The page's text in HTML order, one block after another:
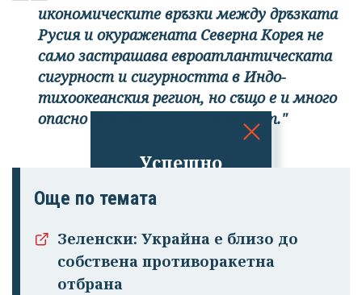
Успешно
профила си!
икономическите връзки между дръзката
Русия и окуражената Северна Корея не
само застрашава евроатлантическата
сигурност и сигурността в Индо-
тихоокеанския регион, но също е и много
опасно за глобалната сигурност."
Още по темата
Зеленски: Украйна е близо до
собствена противоракетна
отбрана